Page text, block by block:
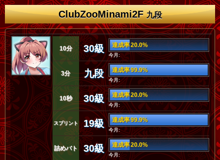
ClubZooMinami2F九段
10分 30級 達成率 20.0%
今月:
3分 九段 達成率 99.9%
今月:
10秒 30級 達成率 20.0%
今月:
スプリント 19級 達成率 99.9%
今月:
詰めバト 30級 達成率 20.0%
今月: